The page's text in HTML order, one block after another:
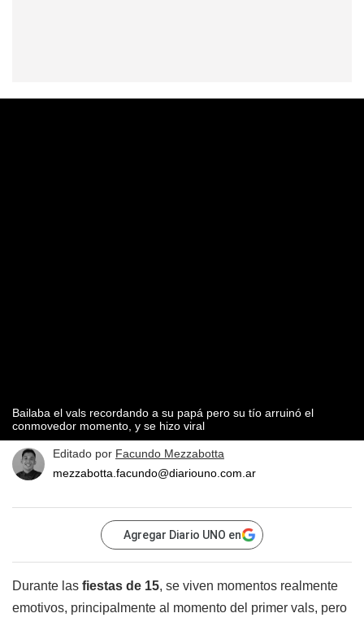
Bailaba el vals recordando a su papá pero su tío arruinó el
conmovedor momento, y se hizo viral
Editado por Facundo Mezzabotta
mezzabotta.facundo@diariouno.com.ar
Agregar Diario UNO en
Durante las fiestas de 15, se viven momentos realmente
emotivos, principalmente al momento del primer vals, pero